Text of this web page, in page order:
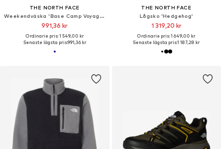
THE NORTH FACE
Weekendväska 'Base Camp Voyager'
991,36 kr
Ordinarie pris: 1 549,00 kr
Senaste lägsta pris:991,36 kr
THE NORTH FACE
Lågsko 'Hedgehog'
1 319,20 kr
Ordinarie pris: 1 649,00 kr
Senaste lägsta pris:1 187,28 kr